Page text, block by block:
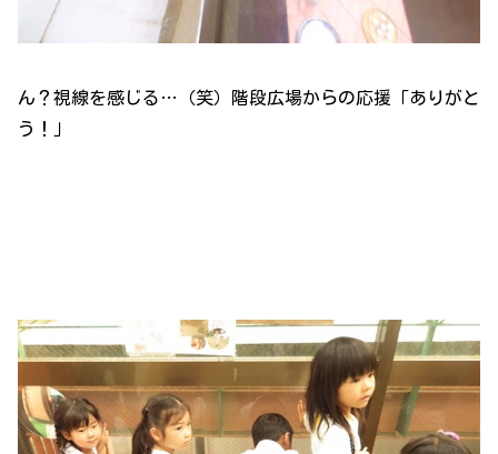
ん？視線を感じる…（笑）階段広場からの応援「ありがと
う！」